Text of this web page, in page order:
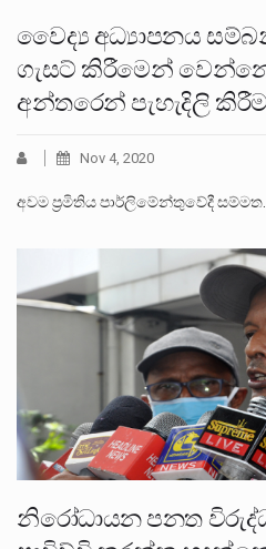
වෛද්‍ය අධ්‍යාපනය
ගැසට් කිරීමෙන්
අන්තරෙන් පැහැදිලි
Nov 4, 2020
අවම ප්‍රමිතිය පාර්ලිමේන්තුවේදී සම්මත…
නිරෝධායන පනත